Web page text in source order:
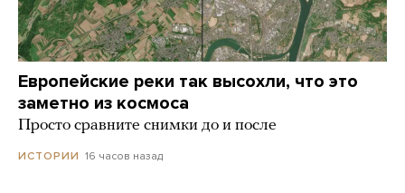
Европейские реки так высохли, что это
заметно из космоса
Просто сравните снимки до и после
ИСТОРИИ 16 часов назад